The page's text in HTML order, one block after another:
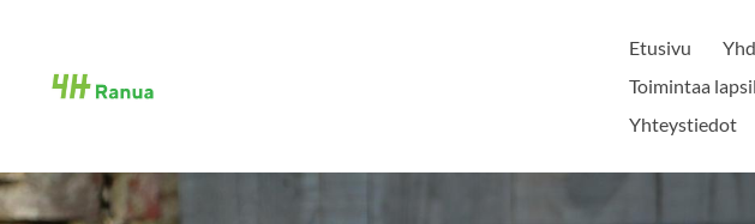
sisältöön
Ranuan 4H-yhdistys ry
Etusivu
Toimintaa
Yhteystiedot